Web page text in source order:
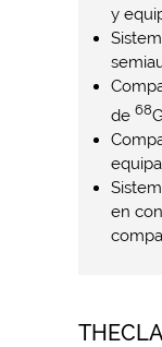
y
de68
en